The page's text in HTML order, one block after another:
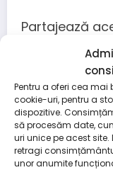
Pentru a oferi cea mai
cookie-uri, pentru a
dispozitive.
să procesăm date,
uri unice pe acest
retragi
unor anumite
Partajează